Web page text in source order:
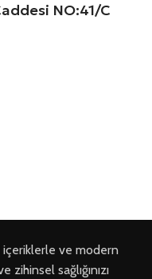
NO:41/C
ve modern
sağlığınızı